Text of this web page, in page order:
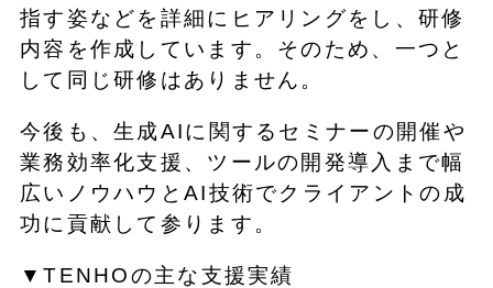
指す姿などを詳細にヒアリングをし、研修
内容を作成しています。そのため、一つと
して同じ研修はありません。
今後も、生成AIに関するセミナーの開催や
業務効率化支援、ツールの開発導入まで幅
広いノウハウとAI技術でクライアントの成
功に貢献して参ります。
▼TENHOの主な支援実績